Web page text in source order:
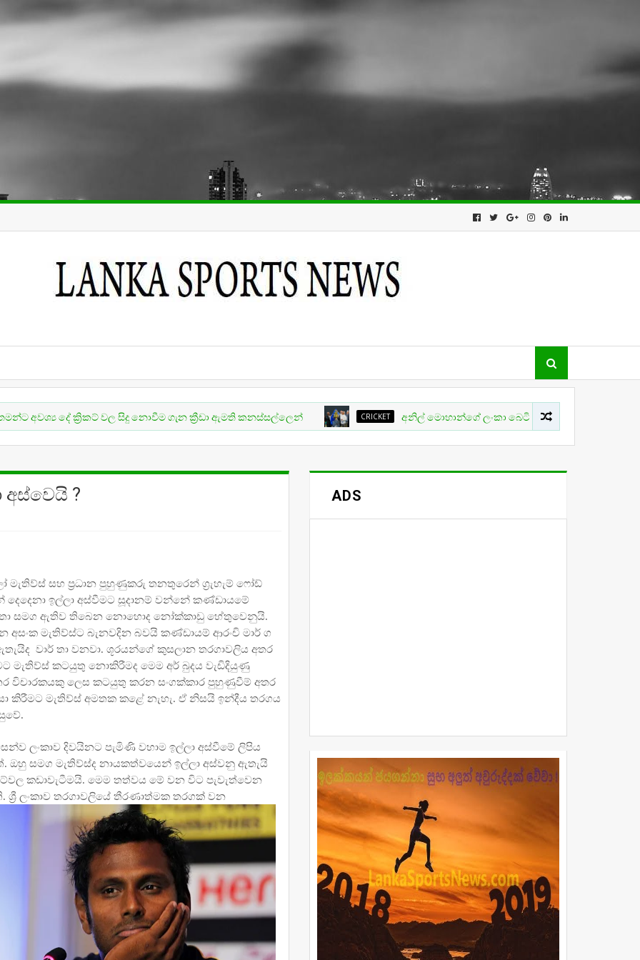
දේ ක්‍රිකට් වල සිදු නොවීම ගැන ක්‍රීඩා ඇමති කනස්සල්ලෙන් CRICKET අනිල් මොහාන්ගේ ලංකා බෙටින්ග් ලීගය තව දුරටත් ලීගල්ද?
අස්වෙයි ?
මැතිව්ස් සහ ප්‍රධාන පුහුණුකරු තනතුරෙන් ග්‍රැහැම් ෆෝඩ්
දෙදෙනා ඉල්ලා අස්වීමට සූදානම් වන්නේ කණ්ඩායමේ
සමග ඇතිව තිබෙන නොහොද නෝක්කාඩු හේතුවෙනුයි.
අසංක මැතිව්ස්ට බැනවදින බවයි කණ්ඩායම් ආරංචි මාර් ග
වාර් තා වනවා. ශූරයන්ගේ කුසලාන තරගාවලිය අතර
මැතිව්ස් කටයුතු නොකිරීමද මෙම අර් බුදය වැඩිදියුණු
විචාරකයකු ලෙස කටයුතු කරන සංගක්කාර පුහුණුවීම් අතර
කිරීමට මැතිව්ස් අමතක කළේ නැහැ. ඒ නිසයි ඉන්දීය තරගය
ලංකාව දිවයිනට පැමිණි වහාම ඉල්ලා අස්වීමේ ලිපිය
සමග මැතිව්ස්ද නායකත්වයෙන් ඉල්ලා අස්වනු ඇතැයි
කඩාවැටීමයි. මෙම තත්වය මේ වන විට පැවැත්වෙන
ලංකාව තරගාවලියේ තීරණාත්මක තරගක් වන
ADS